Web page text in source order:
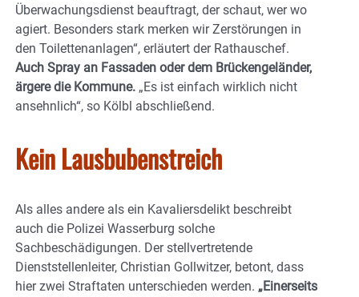
Überwachungsdienst beauftragt, der schaut, wer wo
agiert. Besonders stark merken wir Zerstörungen in
den Toilettenanlagen“, erläutert der Rathauschef.
Auch Spray an Fassaden oder dem Brückengeländer,
ärgere die Kommune. „Es ist einfach wirklich nicht
ansehnlich“, so Kölbl abschließend.
Kein Lausbubenstreich
Als alles andere als ein Kavaliersdelikt beschreibt
auch die Polizei Wasserburg solche
Sachbeschädigungen. Der stellvertretende
Dienststellenleiter, Christian Gollwitzer, betont, dass
hier zwei Straftaten unterschieden werden. „Einerseits